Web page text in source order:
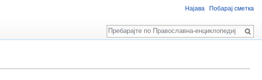
Најава Побарај сметка
Пребарај